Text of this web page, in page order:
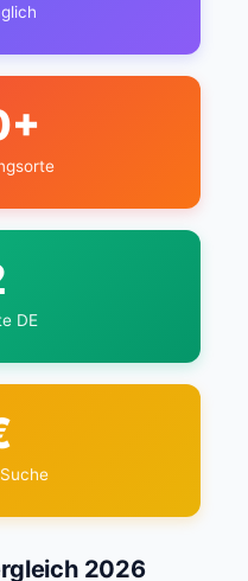
DE
2026